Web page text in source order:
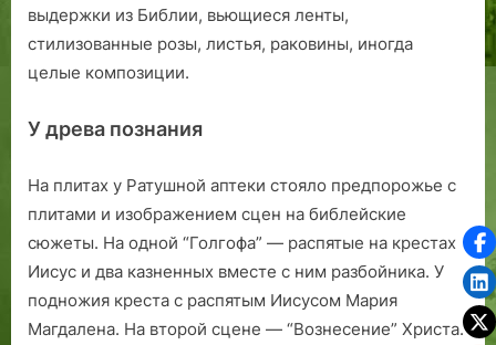
выдержки из Библии, вьющиеся ленты,
стилизованные розы, листья, раковины, иногда
целые композиции.
У древа познания
На плитах у Ратушной аптеки стояло предпорожье с
плитами и изображением сцен на библейские
сюжеты. На одной “Голгофа” — распятые на крестах
Иисус и два казненных вместе с ним разбойника. У
подножия креста с распятым Иисусом Мария
Магдалена. На второй сцене — “Вознесение” Христа.